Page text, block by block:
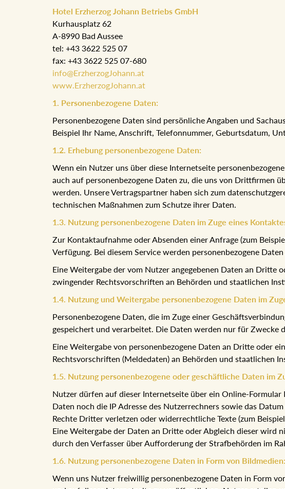
Hotel Erzherzog Johann Betriebs GmbH
Kurhausplatz 62
A-8990 Bad Aussee
tel: +43 3622 525 07
fax: +43 3622 525 07-680
info@ErzherzogJohann.at
www.ErzherzogJohann.at
1. Personenbezogene Daten:
Personenbezogene Daten sind persönliche Angaben und
Beispiel Ihr Name, Anschrift, Telefonnummer, Geburtsdatum,
1.2. Erhebung personenbezogene Daten:
Wenn ein Nutzer uns über diese Internetseite
auch auf personenbezogene Daten zu, die uns von Drittfirmen
werden. Unsere Vertragspartner haben sich zum
technischen Maßnahmen zum Schutze ihrer Daten.
1.3. Nutzung personenbezogene Daten im Zuge eines
Zur Kontaktaufnahme oder Absenden einer Anfrage (zum
Verfügung. Bei diesem Service werden personenbezogene
Eine Weitergabe der vom Nutzer angegebenen Daten an
zwingender Rechtsvorschriften an Behörden und staatlichen
1.4. Nutzung und Weitergabe personenbezogene Daten im
Personenbezogene Daten, die im Zuge einer
gespeichert und verarbeitet. Die Daten werden nur für Zwecke
Eine Weitergabe von personenbezogene Daten an Dritte oder
Rechtsvorschriften (Meldedaten) an Behörden und staatlichen
1.5. Nutzung personenbezogene oder geschäftliche Daten im
Nutzer dürfen auf dieser Internetseite über ein Online-Formular
Daten noch die IP Adresse des Nutzerrechners sowie das
Rechte Dritter verletzen oder widerrechtliche Texte (zum
Eine Weitergabe der Daten an Dritte oder Abgleich dieser wird
durch den Verfasser über Aufforderung der Strafbehörden im
1.6. Nutzung personenbezogene Daten in Form von Bildmedien:
Wenn uns Nutzer freiwillig personenbezogene Daten in Form